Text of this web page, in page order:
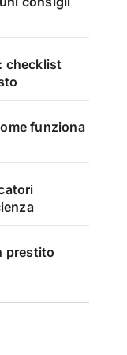
checklist
funziona
prestito